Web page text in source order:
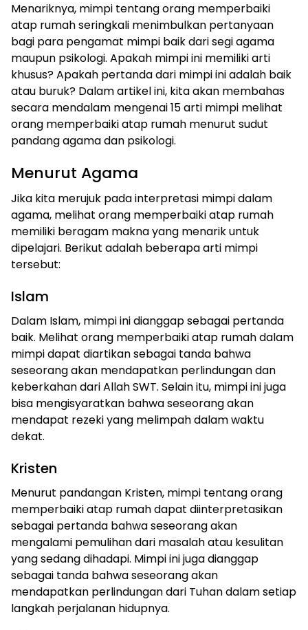
Menariknya, mimpi tentang orang memperbaiki
atap rumah seringkali menimbulkan pertanyaan
bagi para pengamat mimpi baik dari segi agama
maupun psikologi. Apakah mimpi ini memiliki arti
khusus? Apakah pertanda dari mimpi ini adalah baik
atau buruk? Dalam artikel ini, kita akan membahas
secara mendalam mengenai 15 arti mimpi melihat
orang memperbaiki atap rumah menurut sudut
pandang agama dan psikologi.
Menurut Agama
Jika kita merujuk pada interpretasi mimpi dalam
agama, melihat orang memperbaiki atap rumah
memiliki beragam makna yang menarik untuk
dipelajari. Berikut adalah beberapa arti mimpi
tersebut:
Islam
Dalam Islam, mimpi ini dianggap sebagai pertanda
baik. Melihat orang memperbaiki atap rumah dalam
mimpi dapat diartikan sebagai tanda bahwa
seseorang akan mendapatkan perlindungan dan
keberkahan dari Allah SWT. Selain itu, mimpi ini juga
bisa mengisyaratkan bahwa seseorang akan
mendapat rezeki yang melimpah dalam waktu
dekat.
Kristen
Menurut pandangan Kristen, mimpi tentang orang
memperbaiki atap rumah dapat diinterpretasikan
sebagai pertanda bahwa seseorang akan
mengalami pemulihan dari masalah atau kesulitan
yang sedang dihadapi. Mimpi ini juga dianggap
sebagai tanda bahwa seseorang akan
mendapatkan perlindungan dari Tuhan dalam setiap
langkah perjalanan hidupnya.